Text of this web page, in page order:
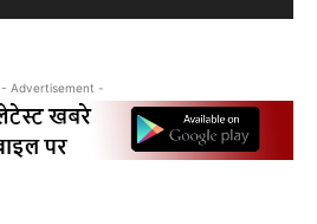
- Advertisement -